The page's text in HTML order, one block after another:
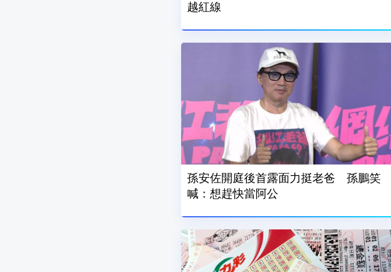
越紅線
孫安佐開庭後首露面力挺老爸 孫鵬笑
喊：想趕快當阿公